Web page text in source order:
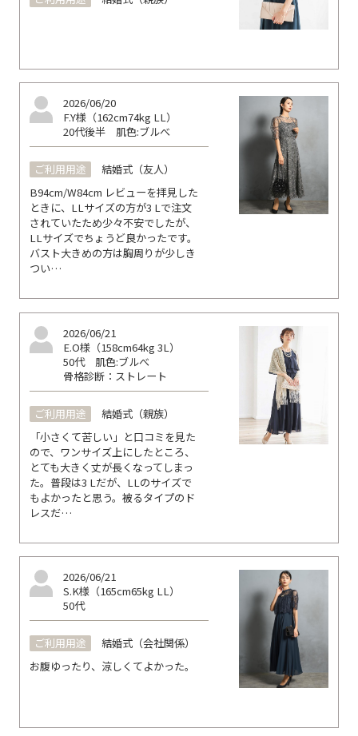
2026/06/20
F.Y様（162cm74kg LL）
20代後半 肌色:ブルべ
ご利用用途
結婚式（友人）
B94cm/W84cm レビューを拝見した
ときに、LLサイズの方が3 Lで注文
されていたため少々不安でしたが、
LLサイズでちょうど良かったです。
バスト大きめの方は胸周りが少しき
つい…
2026/06/21
E.O様（158cm64kg 3L）
50代 肌色:ブルべ
骨格診断：ストレート
ご利用用途
結婚式（親族）
「小さくて苦しい」と口コミを見た
ので、ワンサイズ上にしたところ、
とても大きく丈が長くなってしまっ
た。普段は3 Lだが、LLのサイズで
もよかったと思う。被るタイプのド
レスだ…
2026/06/21
S.K様（165cm65kg LL）
50代
ご利用用途
結婚式（会社関係）
お腹ゆったり、涼しくてよかった。